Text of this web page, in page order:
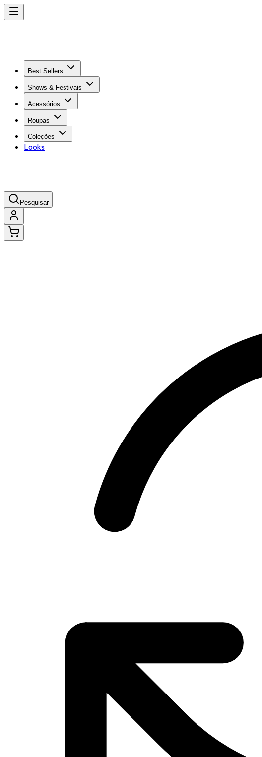
Best Sellers
Shows & Festivais
Acessórios
Roupas
Coleções
Looks
Pesquisar